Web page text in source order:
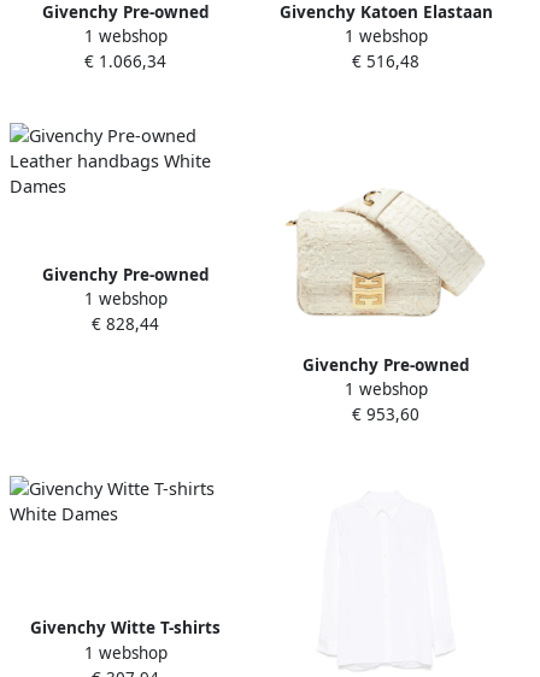
Givenchy Pre-owned
Leather handbags White
Dames
1 webshop
€ 1.066,34
Givenchy Katoen Elastaan
Broek White Dames
1 webshop
€ 516,48
Givenchy Pre-owned
Leather handbags White
Dames
1 webshop
€ 828,44
Givenchy Pre-owned
Leather crossbody-bags
White Dames
1 webshop
€ 953,60
Givenchy Witte T-shirts
White Dames
1 webshop